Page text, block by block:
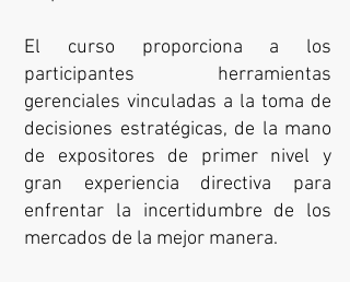
El curso proporciona a los
participantes herramientas
gerenciales vinculadas a la toma de
decisiones estratégicas, de la mano
de expositores de primer nivel y
gran experiencia directiva para
enfrentar la incertidumbre de los
mercados de la mejor manera.